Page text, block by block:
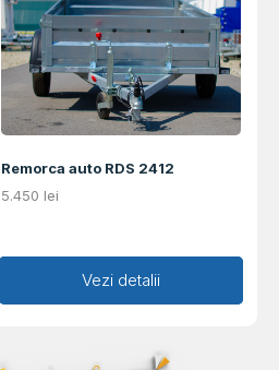
Remorca auto RDS 2412
5.450 lei
Adaugă în coș
Vezi detalii